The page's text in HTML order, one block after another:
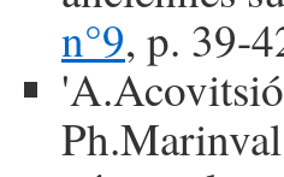
n°9, p. 39-